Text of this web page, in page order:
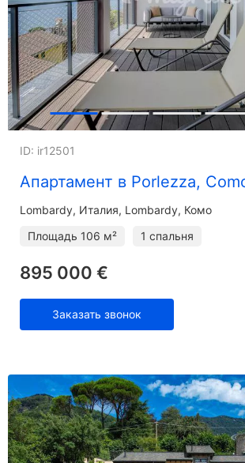
Апартамент в Porlezza,
ID: ir12501
Lombardy Италия, Lombardy, Комо
Площадь 106 м² 1 спальня
895 000 €
Заказать звонок